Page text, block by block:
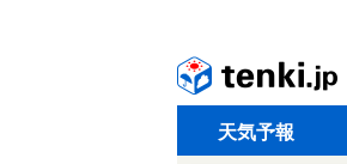
天気予報